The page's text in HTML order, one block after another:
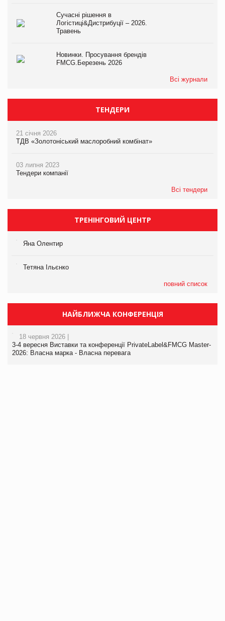
Сучасні рішення в
Логістиці&Дистрибуції – 2026.
Травень
Новинки. Просування брендів
FMCG.Березень 2026
Всі журнали
ТЕНДЕРИ
21 січня 2026
ТДВ «Золотоніський маслоробний комбінат»
03 липня 2023
Тендери компанії
Всі тендери
ТРЕНІНГОВИЙ ЦЕНТР
Яна Олентир
Тетяна Ільєнко
повний список
НАЙБЛИЖЧА КОНФЕРЕНЦІЯ
18 червня 2026 |
3-4 вересня Виставки та конференції PrivateLabel&FMCG Master-
2026: Власна марка - Власна перевага